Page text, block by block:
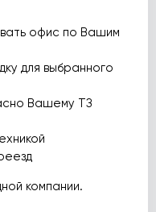
офис по Вашим
для выбранного
Вашему ТЗ
компании.